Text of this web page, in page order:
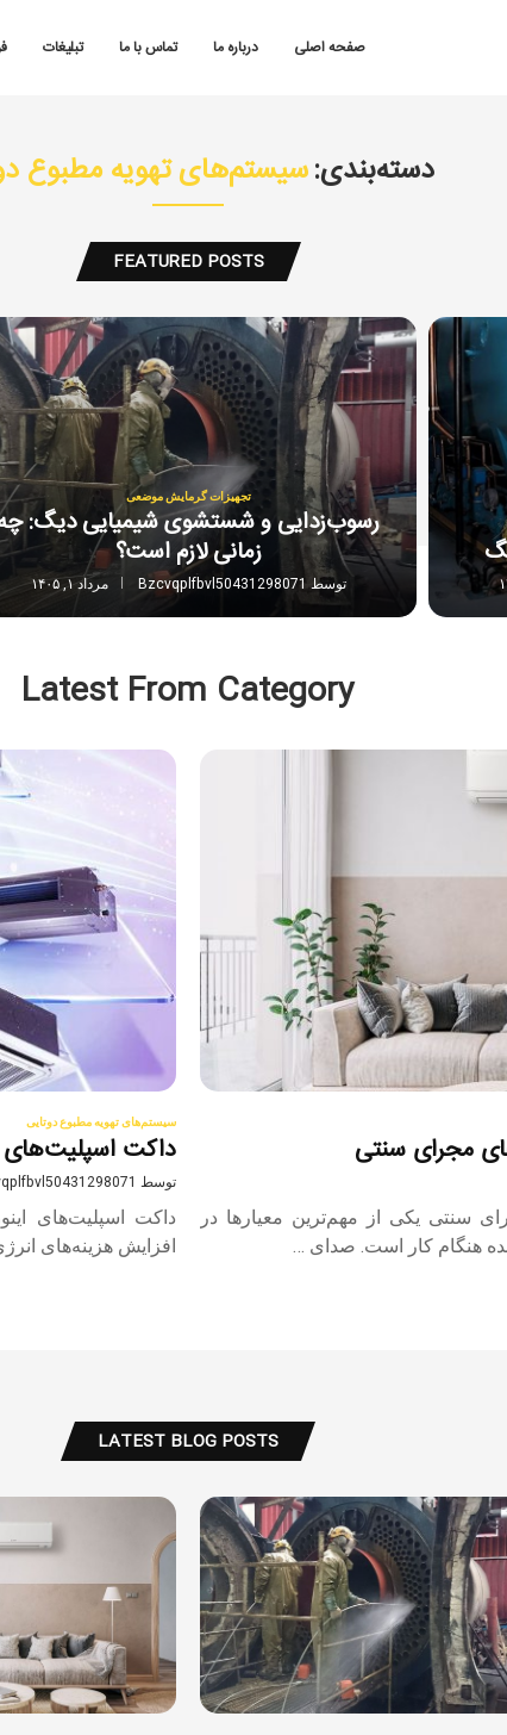
صفحه اصلی درباره ما تماس با ما تبلیغات
دسته‌بندی:سیستم‌های تهویه مطبوع
FEATURED POSTS
تجهیزات گرمایش موضعی
رسوب‌زدایی و شستشوی شیمیایی دیگ:
زمانی لازم است؟
توسطBzcvqplfbvl50431298071 مرداد ۱, ۱۴۰۵
Latest From Category
مجرای سنتی
سنتی یکی از مهم‌ترین معیارها در
هنگام کار است. صدای …
سیستم‌های تهویه مطبوع دوتایی
داکت اسپلیت‌های
توسط
داکت اسپلیت‌های
افزایش هزینه‌های
LATEST BLOG POSTS